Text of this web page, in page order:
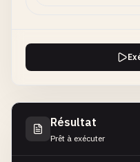
Résultat
Prêt à exécuter